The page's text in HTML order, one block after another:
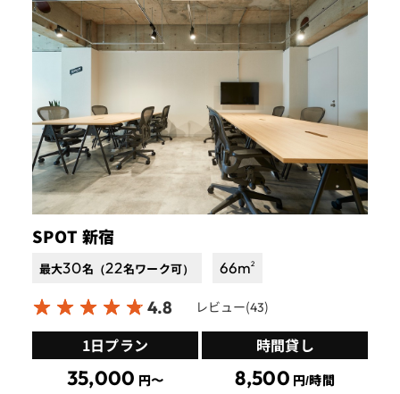
SPOT 新宿
最大30名（22名ワーク可） 66m2
4.8 レビュー(43)
1日プラン
35,000 円〜
時間貸し
8,500 円/時間